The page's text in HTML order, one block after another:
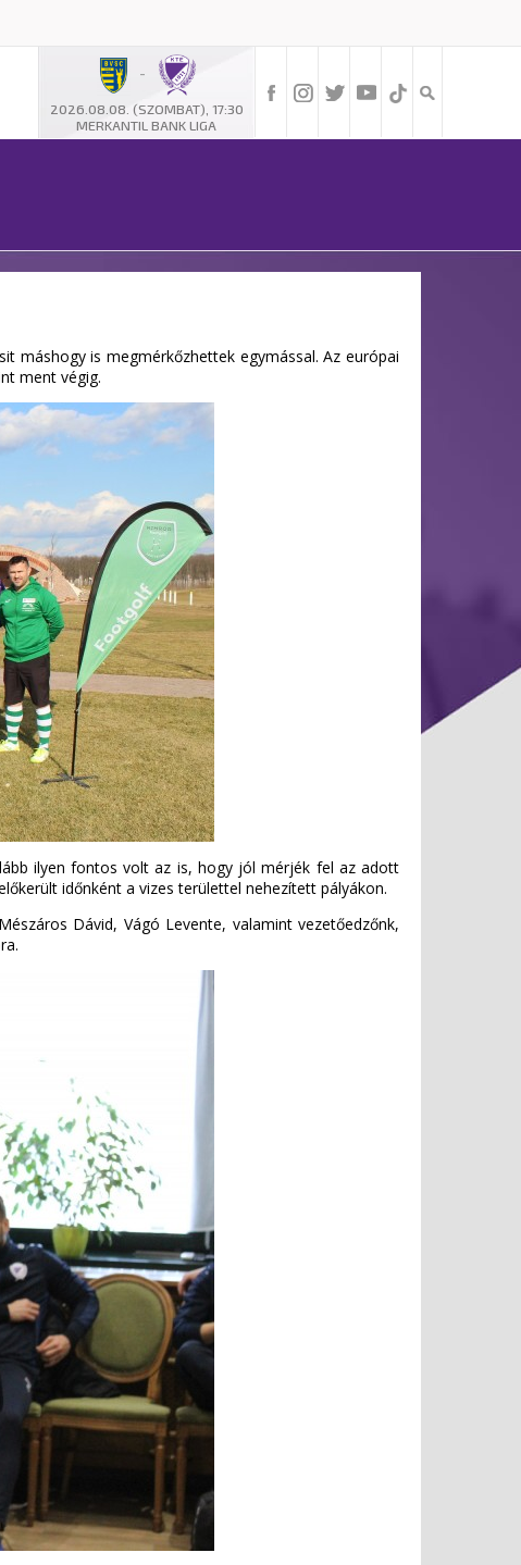
-
2026.08.08. (SZOMBAT), 17:30
MERKANTIL BANK LIGA
máshogy is megmérkőzhettek egymással. Az európai
ment végig.
ilyen fontos volt az is, hogy jól mérjék fel az adott
időnként a vizes területtel nehezített pályákon.
Dávid, Vágó Levente, valamint vezetőedzőnk,